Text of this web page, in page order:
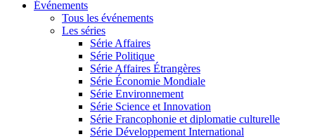
Événements
Tous les événements
Les séries
Série Affaires
Série Politique
Série Affaires Étrangères
Série Économie Mondiale
Série Environnement
Série Science et Innovation
Série Francophonie et diplomatie culturelle
Série Développement International